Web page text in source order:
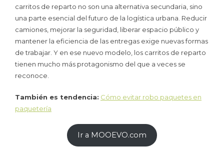
carritos de reparto no son una alternativa secundaria, sino
una parte esencial del futuro de la logística urbana. Reducir
camiones, mejorar la seguridad, liberar espacio público y
mantener la eficiencia de las entregas exige nuevas formas
de trabajar. Y en ese nuevo modelo, los carritos de reparto
tienen mucho más protagonismo del que a veces se
reconoce.
También es tendencia: Cómo evitar robo paquetes en
paquetería
Ir a MOOEVO.com